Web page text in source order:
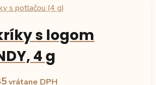
s logom
4 g
vrátane DPH